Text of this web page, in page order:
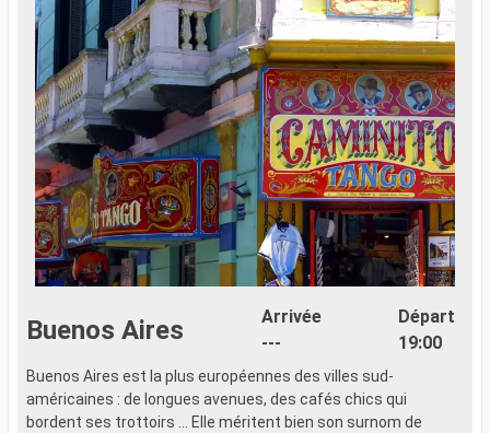
Buenos Aires
Arrivée
---
Départ
19:00
Buenos Aires est la plus européennes des villes sud-
américaines : de longues avenues, des cafés chics qui
bordent ses trottoirs ... Elle méritent bien son surnom de